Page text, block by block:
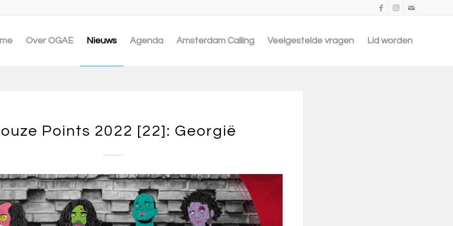
Over OGAE Nieuws Agenda Amsterdam Calling Veelgestelde vragen Lid worden
Points 2022 [22]: Georgië